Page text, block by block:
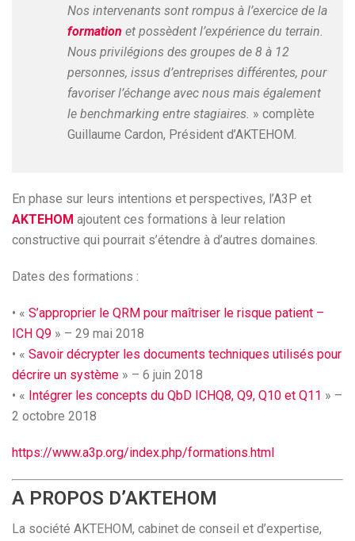
Nos intervenants sont rompus à l’exercice de la
formation et possèdent l’expérience du terrain.
Nous privilégions des groupes de 8 à 12
personnes, issus d’entreprises différentes, pour
favoriser l’échange avec nous mais également
le benchmarking entre stagiaires. » complète
Guillaume Cardon, Président d’AKTEHOM.
En phase sur leurs intentions et perspectives, l’A3P et
AKTEHOM ajoutent ces formations à leur relation
constructive qui pourrait s’étendre à d’autres domaines.
Dates des formations :
• « S’approprier le QRM pour maîtriser le risque patient –
ICH Q9 » – 29 mai 2018
• « Savoir décrypter les documents techniques utilisés pour
décrire un système » – 6 juin 2018
• « Intégrer les concepts du QbD ICHQ8, Q9, Q10 et Q11 » –
2 octobre 2018
https://www.a3p.org/index.php/formations.html
A PROPOS D’AKTEHOM
La société AKTEHOM, cabinet de conseil et d’expertise,